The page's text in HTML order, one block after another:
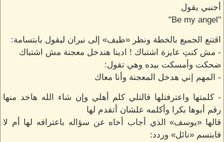
أجنبي يقول
"Be my angel"
اقتنع الجميع بالخطة ونظر «طيف» إلى نيران ليقول بابتسامة:
- مش كنتِ عايزة اشتباك ! ادينا هندخل معجنة مش اشتباك
ضحكت وأمسكت بيده وهي تقول:
- المهم إني هدخل المعجنة وأنا معاك
- كلمتها واعترفتلها قالتلي كلم أهلي وإن شاء الله هاخد منها
رقم أبوها بكرا وأكلمه علشان أتقدم لها
قالها «يوسف» الذي أجاب أخاه عن سؤاله باعترافه لها أم لا
فابتسم «نائل» وردد: